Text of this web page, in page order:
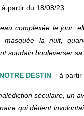
à partir du 18/08/23
complexée le jour,
masquée la nuit,
soudain bouleverser sa
DESTIN – à partir
séculaire, un
qui détient